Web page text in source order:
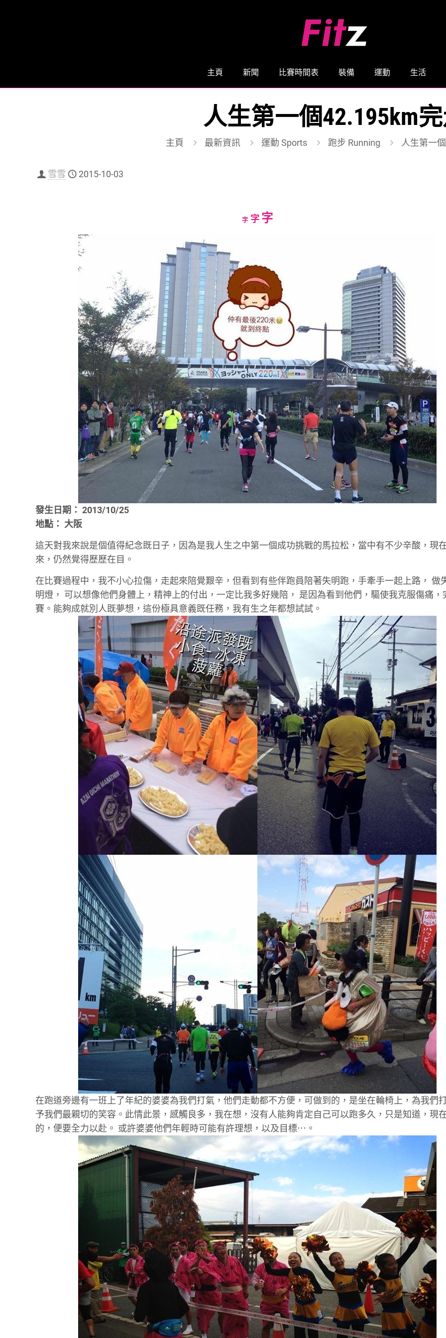
主頁 新聞 比賽時間表 裝備 運動 生活
人生第一個42.195km
主頁 最新資訊 運動 Sports 跑步 Running 人生第一
雪雪 2015-10-03
字Decrease
字Reset
字Increase
發生日期： 2013/10/25
地點： 大阪
這天對我來說是個值得紀念既日子，因為是我人生之中第一個成功挑戰的馬拉松，當中有不少辛酸，現
來，仍然覺得歷歷在目。
在比賽過程中，我不小心拉傷，走起來陪覺艱辛，但看到有些伴跑員陪著失明跑，手牽手一起上路， 做
明燈， 可以想像他們身體上，精神上的付出，一定比我多好幾陪， 是因為看到他們，驅使我克服傷痛，
賽。能夠成就別人既夢想，這份極具意義既任務，我有生之年都想試試。
在跑道旁邊有一班上了年紀的婆婆為我們打氣，他們走動都不方便，可做到的，是坐在輪椅上，為我們
予我們最親切的笑容。此情此景，感觸良多，我在想，沒有人能夠肯定自己可以跑多久，只是知道，現
的，便要全力以赴。 或許婆婆他們年輕時可能有許理想，以及目標⋯。